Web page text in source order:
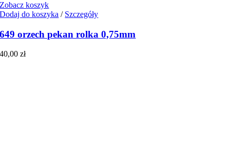
Zobacz koszyk
Dodaj do koszyka / Szczegóły
649 orzech pekan rolka 0,75mm
40,00zł